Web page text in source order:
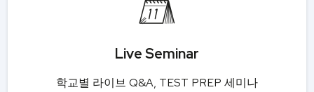
Live Seminar
학교별 라이브 Q&A, TEST PREP 세미나